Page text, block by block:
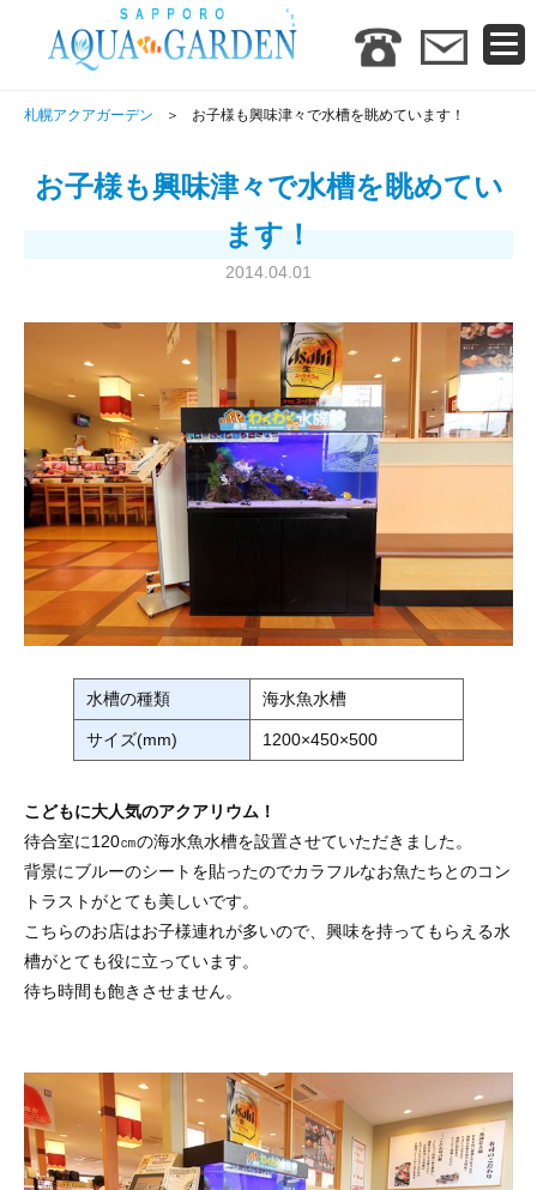
札幌アクアガーデン お子様も興味津々で水槽を眺めています！
お子様も興味津々で水槽を眺めてい
ます！
2014.04.01
水槽の種類 海水魚水槽
サイズ(mm) 1200×450×500
こどもに大人気のアクアリウム！
待合室に120㎝の海水魚水槽を設置させていただきました。
背景にブルーのシートを貼ったのでカラフルなお魚たちとのコン
トラストがとても美しいです。
こちらのお店はお子様連れが多いので、興味を持ってもらえる水
槽がとても役に立っています。
待ち時間も飽きさせません。